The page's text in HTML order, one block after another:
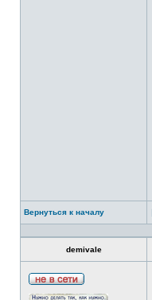
Вернуться к началу
demivale